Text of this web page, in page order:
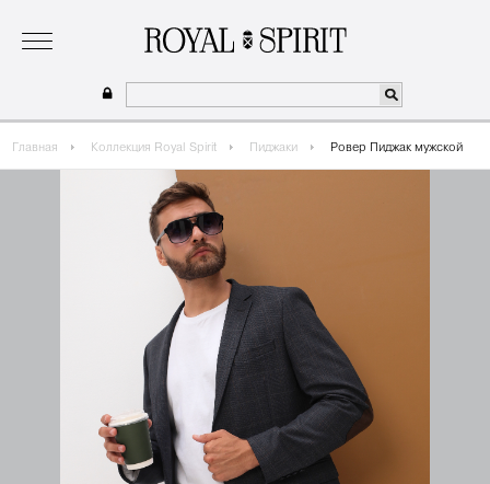
сотрудничество где купить
Главная Коллекция Royal Spirit Пиджаки Ровер Пиджак мужской